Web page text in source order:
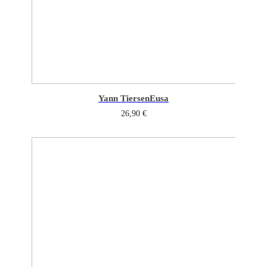
Yann TiersenEusa
26,90 €